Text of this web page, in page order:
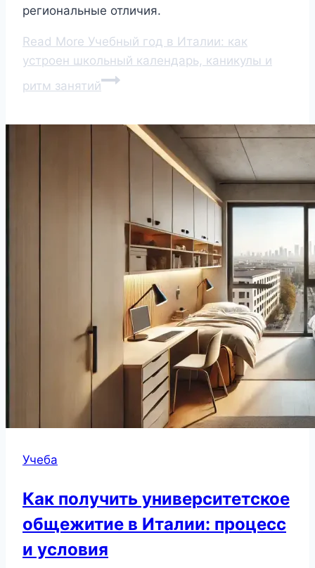
региональные отличия.
Read More Учебный год в Италии: как
устроен школьный календарь, каникулы и
ритм занятий
Учеба
Как получить университетское
общежитие в Италии: процесс
и условия